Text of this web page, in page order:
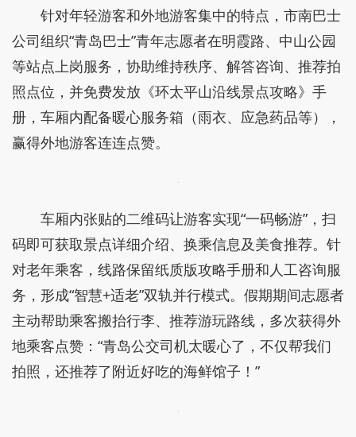
针对年轻游客和外地游客集中的特点，市南巴士
公司组织“青岛巴士”青年志愿者在明霞路、中山公园
等站点上岗服务，协助维持秩序、解答咨询、推荐拍
照点位，并免费发放《环太平山沿线景点攻略》手
册，车厢内配备暖心服务箱（雨衣、应急药品等），
赢得外地游客连连点赞。
车厢内张贴的二维码让游客实现“一码畅游”，扫
码即可获取景点详细介绍、换乘信息及美食推荐。针
对老年乘客，线路保留纸质版攻略手册和人工咨询服
务，形成“智慧+适老”双轨并行模式。假期期间志愿者
主动帮助乘客搬抬行李、推荐游玩路线，多次获得外
地乘客点赞：“青岛公交司机太暖心了，不仅帮我们
拍照，还推荐了附近好吃的海鲜馆子！”